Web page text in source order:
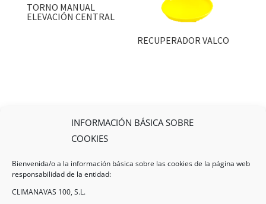
INFORMACIÓN BÁSICA SOBRE
COOKIES
Bienvenida/o a la información básica sobre las cookies de la página web
responsabilidad de la entidad:
CLIMANAVAS 100, S.L.
TORNO MANUAL
ELEVACIÓN CENTRAL
RECUPERADOR VALCO